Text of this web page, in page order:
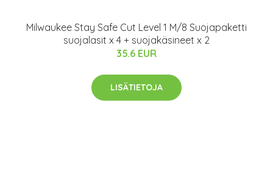
Milwaukee Stay Safe Cut Level 1 M/8 Suojapaketti
suojalasit x 4 + suojakäsineet x 2
35.6 EUR
LISÄTIETOJA